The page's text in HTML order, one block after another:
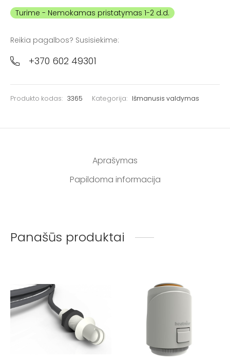
Turime
Reikia pagalbos? Susisiekime:
+370 602 49301
Produkto kodas: 3365 Kategorija: Išmanusis valdymas
Aprašymas
Papildoma informacija
Panašūs produktai